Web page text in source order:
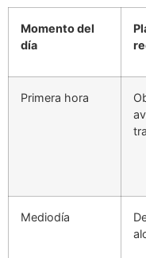
Momento del
día
Primera hora
Mediodía